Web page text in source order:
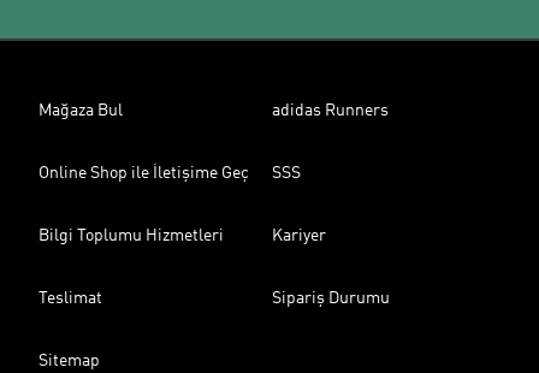
Mağaza Bul adidas Runners
Online Shop ile İletişime Geç SSS
Bilgi Toplumu Hizmetleri Kariyer
Teslimat Sipariş Durumu
Sitemap